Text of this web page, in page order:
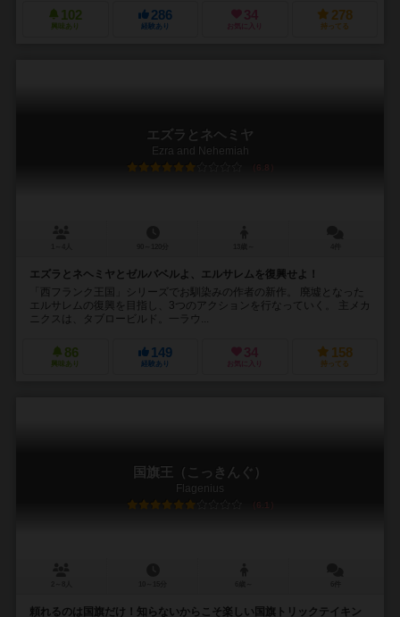
102
興味あり
286
経験あり
34
お気に入り
278
持ってる
エズラとネヘミヤ
Ezra and Nehemiah
6.8
エズラとネヘミヤとゼルバベルよ、エルサレムを復興せよ！
「西フランク王国」シリーズでお馴染みの作者の新作。 廃墟となった
エルサレムの復興を目指し、3つのアクションを行なっていく。 主メカ
ニクスは、タブロービルド。一ラウ...
86
興味あり
149
経験あり
34
お気に入り
158
持ってる
国旗王（こっきんぐ）
Flagenius
6.1
頼れるのは国旗だけ！知らないからこそ楽しい国旗トリックテイキン